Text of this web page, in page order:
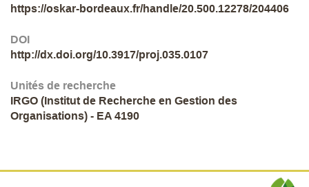
https://oskar-bordeaux.fr/handle/20.500.12278/204406
DOI
http://dx.doi.org/10.3917/proj.035.0107
Unités de recherche
IRGO (Institut de Recherche en Gestion des
Organisations) - EA 4190